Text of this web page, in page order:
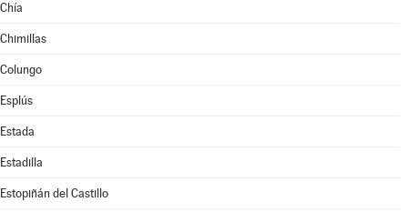
Chía
Chimillas
Colungo
Esplús
Estada
Estadilla
Estopiñán del Castillo